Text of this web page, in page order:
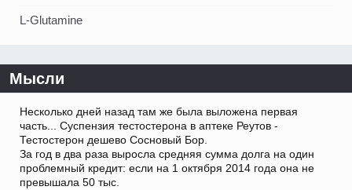
L-Glutamine
Мысли
Несколько дней назад там же была выложена первая
часть... Суспензия тестостерона в аптеке Реутов -
Тестостерон дешево Сосновый Бор.
За год в два раза выросла средняя сумма долга на один
проблемный кредит: если на 1 октября 2014 года она не
превышала 50 тыс.